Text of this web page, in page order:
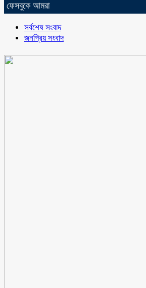
ফেসবুকে আমরা
সর্বশেষ সংবাদ
জনপ্রিয় সংবাদ